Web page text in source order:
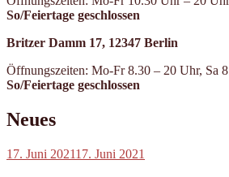
So/Feiertage geschlossen
Britzer Damm 17, 12347 Berlin
Öffnungszeiten: Mo-Fr 8.30 – 20 Uhr, Sa
So/Feiertage geschlossen
Neues
Veröffentlicht
17. Juni 202117. Juni 2021